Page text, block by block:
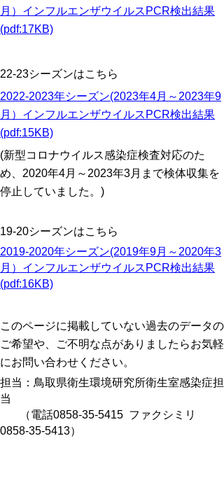
月）インフルエンザウイルスPCR検出結果
(pdf:17KB)
22-23シーズンはこちら
2022-2023年シーズン(2023年4月～2023年9
月）インフルエンザウイルスPCR検出結果
(pdf:15KB)
(新型コロナウイルス感染症検査対応のた
め、2020年4月～2023年3月まで検体収集を
停止していました。)
19-20シーズンはこちら
2019-2020年シーズン(2019年9月～2020年3
月）インフルエンザウイルスPCR検出結果
(pdf:16KB)
このページに掲載していない過去のデータの
ご希望や、ご不明な点がありましたらお気軽
にお問い合わせください。
担当：鳥取県衛生環境研究所衛生室感染症担
当
（電話0858-35-5415 ファクシミリ
0858-35-5413）